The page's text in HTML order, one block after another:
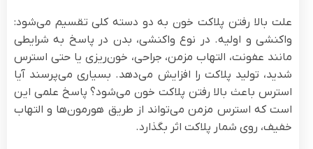
علت بالا رفتن پلاکت خون به دو دسته کلی تقسیم می‌شود:
واکنشی و اولیه. در نوع واکنشی، بدن در پاسخ به شرایطی
مانند عفونت، التهاب مزمن، جراحی، خون‌ریزی یا حتی استرس
شدید، تولید پلاکت را افزایش می‌دهد. بسیاری می‌پرسند آیا
استرس باعث بالا رفتن پلاکت خون می‌شود؟ پاسخ علمی این
است که استرس مزمن می‌تواند از طریق هورمون‌ها و التهاب
خفیف، روی شمار پلاکت اثر بگذارد.